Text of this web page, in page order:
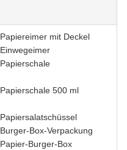
Papiereimer mit Deckel
Einwegeimer
Papierschale
Papierschale 500 ml
Papiersalatschüssel
Burger-Box-Verpackung
Papier-Burger-Box